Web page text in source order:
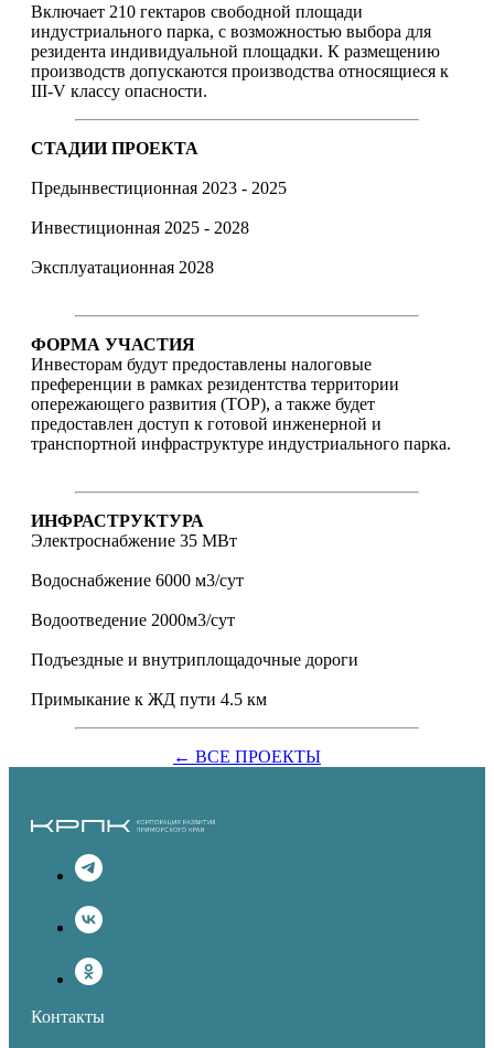
Включает 210 гектаров свободной площади
индустриального парка, с возможностью выбора для
резидента индивидуальной площадки. К размещению
производств допускаются производства относящиеся к
III-V классу опасности.
СТАДИИ ПРОЕКТА
Предынвестиционная 2023 - 2025
Инвестиционная 2025 - 2028
Эксплуатационная 2028
ФОРМА УЧАСТИЯ
Инвесторам будут предоставлены налоговые
преференции в рамках резидентства территории
опережающего развития (ТОР), а также будет
предоставлен доступ к готовой инженерной и
транспортной инфраструктуре индустриального парка.
ИНФРАСТРУКТУРА
Электроснабжение 35 МВт
Водоснабжение 6000 м3/сут
⁠Водоотведение 2000м3/сут
Подъездные и внутриплощадочные дороги
Примыкание к ЖД пути 4.5 км
← ВСЕ ПРОЕКТЫ
Контакты